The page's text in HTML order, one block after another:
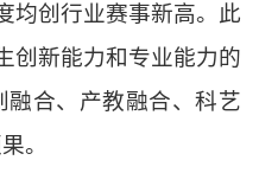
创行业赛事新高。 此
创新能力和专业能力的
融合、产教融合、科艺
。